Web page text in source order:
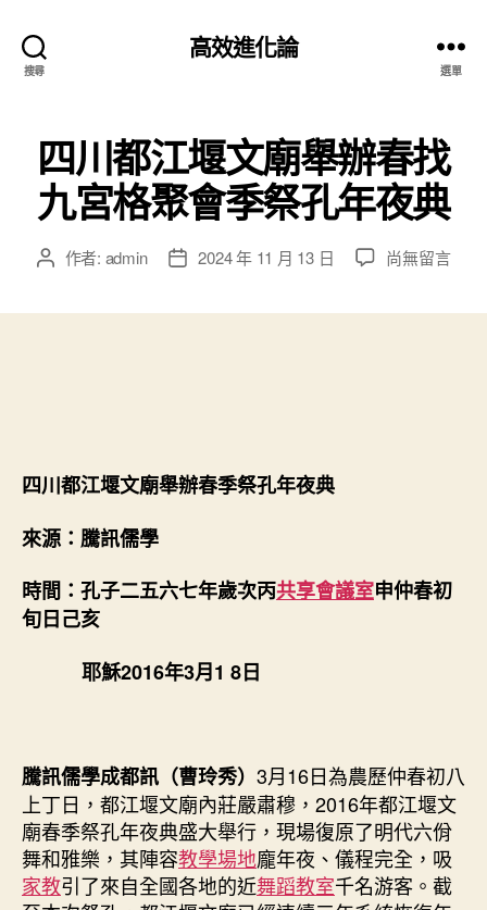
搜尋
高效進化論
選單
四川都江堰文廟舉辦春找
九宮格聚會季祭孔年夜典
文 作者: admin
文 2024 年 11 月 13 日
在
格
典〉
中
尚無留言
四川都江堰文廟舉辦春季祭孔年夜典
來源：騰訊儒學
時間：孔子二五六七年歲次丙共享會議室申仲春初
旬日己亥
耶穌2016年3月1 8日
騰訊儒學成都訊（曹玲秀） 3月16日為農歷仲春初八
上丁日，都江堰文廟內莊嚴肅穆，2016年都江堰文
廟春季祭孔年夜典盛大舉行，現場復原了明代六佾
舞和雅樂，其陣容教學場地龐年夜、儀程完全，吸
家教引了來自全國各地的近舞蹈教室千名游客。截